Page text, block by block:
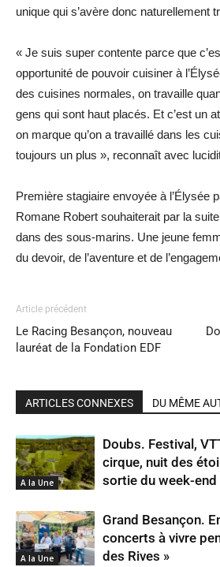
unique qui s’avère donc naturellement
« Je suis super contente parce que
opportunité de pouvoir cuisiner à
des cuisines normales, on travaille
gens qui sont haut placés. Et c’est un
on marque qu’on a travaillé dans les
toujours un plus », reconnaît avec
Première stagiaire envoyée à l’Élysée
Romane Robert souhaiterait par la
dans des sous-marins. Une jeune
du devoir, de l’aventure et de
Article précédent
Le Racing Besançon, nouveau
lauréat de la Fondation EDF
ARTICLES CONNEXES DU MÊME
A la Une
Doubs. Festival,
cirque, nuit des
sortie du week-end
A la Une
Grand Besançon.
concerts à vivre
des Rives »